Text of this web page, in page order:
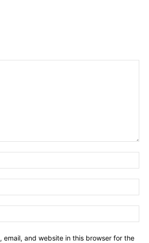
email, and website in this browser for the